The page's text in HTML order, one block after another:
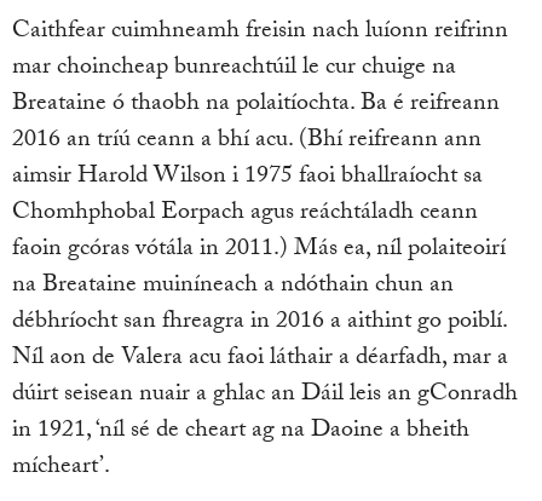
Caithfear cuimhneamh freisin nach luíonn reifrinn
mar choincheap bunreachtúil le cur chuige na
Breataine ó thaobh na polaitíochta. Ba é reifreann
2016 an tríú ceann a bhí acu. (Bhí reifreann ann
aimsir Harold Wilson i 1975 faoi bhallraíocht sa
Chomhphobal Eorpach agus reáchtáladh ceann
faoin gcóras vótála in 2011.) Más ea, níl polaiteoirí
na Breataine muiníneach a ndóthain chun an
débhríocht san fhreagra in 2016 a aithint go poiblí.
Níl aon de Valera acu faoi láthair a déarfadh, mar a
dúirt seisean nuair a ghlac an Dáil leis an gConradh
in 1921, ‘níl sé de cheart ag na Daoine a bheith
mícheart’.